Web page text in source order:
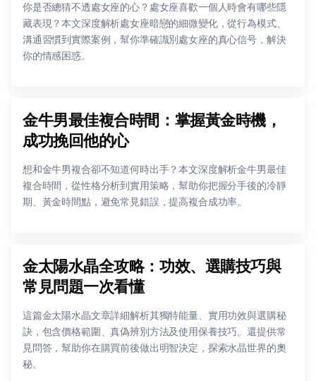
你是否總猜不透處女座的心？處女座喜歡一個人時會有哪些隱
藏表現？本文深度解析處女座暗戀的細微變化，從行為模式、
溝通習慣到實際案例，幫你準確識別處女座的真心信号，解決
你的情感困惑。
金牛男最佳複合時間：掌握黃金時機，
成功挽回他的心
想和金牛男複合卻不知道何時出手？本文深度解析金牛男最佳
複合時間，從性格分析到實用策略，幫助你把握分手後的冷靜
期、黃金時間點，避免常見錯誤，提高複合成功率。
金太陽水晶全攻略：功效、選購技巧與
常見問題一次看懂
這篇金太陽水晶文章詳細解析其獨特能量、實用功效與選購秘
訣，包含價格範圍、真偽辨別方法及使用保養技巧。還提供常
見問答，幫助你在購買前後做出明智決定，探索水晶世界的奧
秘。